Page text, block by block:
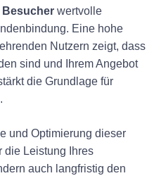
wertvolle
Eine hohe
Nutzern zeigt, dass
sind und Ihrem Angebot
die Grundlage für
und Optimierung dieser
die Leistung Ihres
auch langfristig den